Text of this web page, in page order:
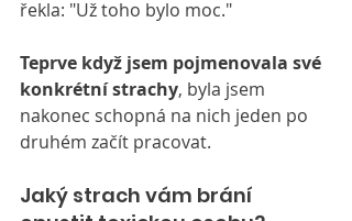
řekla: "Už toho bylo moc."
Teprve když jsem pojmenovala své
konkrétní strachy, byla jsem
nakonec schopná na nich jeden po
druhém začít pracovat.
Jaký strach vám brání